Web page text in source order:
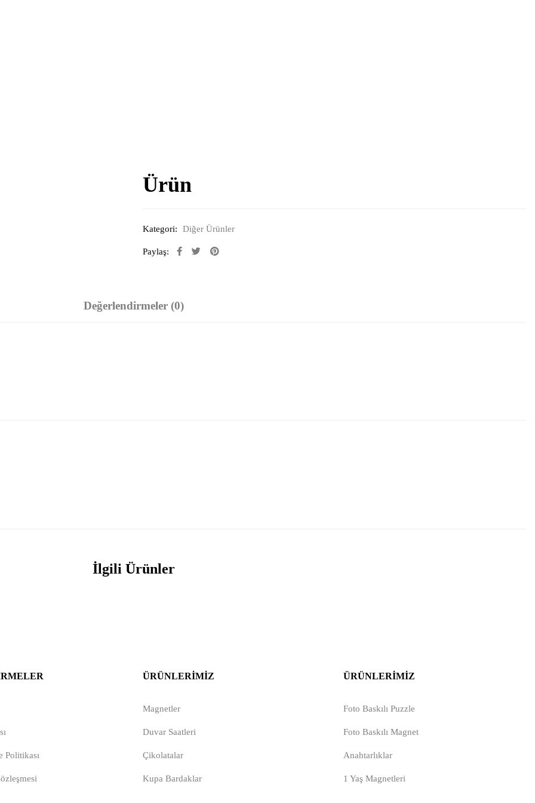
Ürün
Kategori: Diğer Ürünler
Paylaş:
Değerlendirmeler (0)
İlgili Ürünler
Politikası
ÜRÜNLERIMIZ
Magnetler
Duvar Saatleri
Çikolatalar
Kupa Bardaklar
ÜRÜNLERIMIZ
Foto Baskılı Puzzle
Foto Baskılı Magnet
Anahtarlıklar
1 Yaş Magnetleri